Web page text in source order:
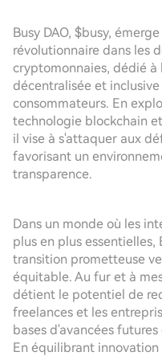
Busy DAO, $busy,
révolutionnaire dans les
cryptomonnaies, dédié
décentralisée et
consommateurs. En
technologie blockchain
il vise à s'attaquer aux
favorisant un
transparence.
Dans un monde où les
plus en plus essentielles,
transition prometteuse
équitable. Au fur et à
détient le potentiel de
freelances et les
bases d'avancées
En équilibrant innovation